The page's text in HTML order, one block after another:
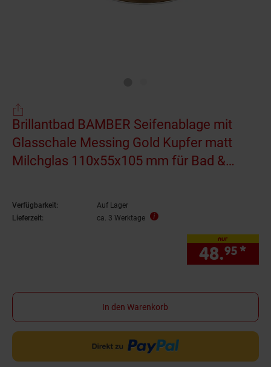
Brillantbad BAMBER Seifenablage mit
Glasschale Messing Gold Kupfer matt
Milchglas 110x55x105 mm für Bad &
Verfügbarkeit:
Auf Lager
Lieferzeit:
ca. 3 Werktage
nur
48.95 *
In den Warenkorb